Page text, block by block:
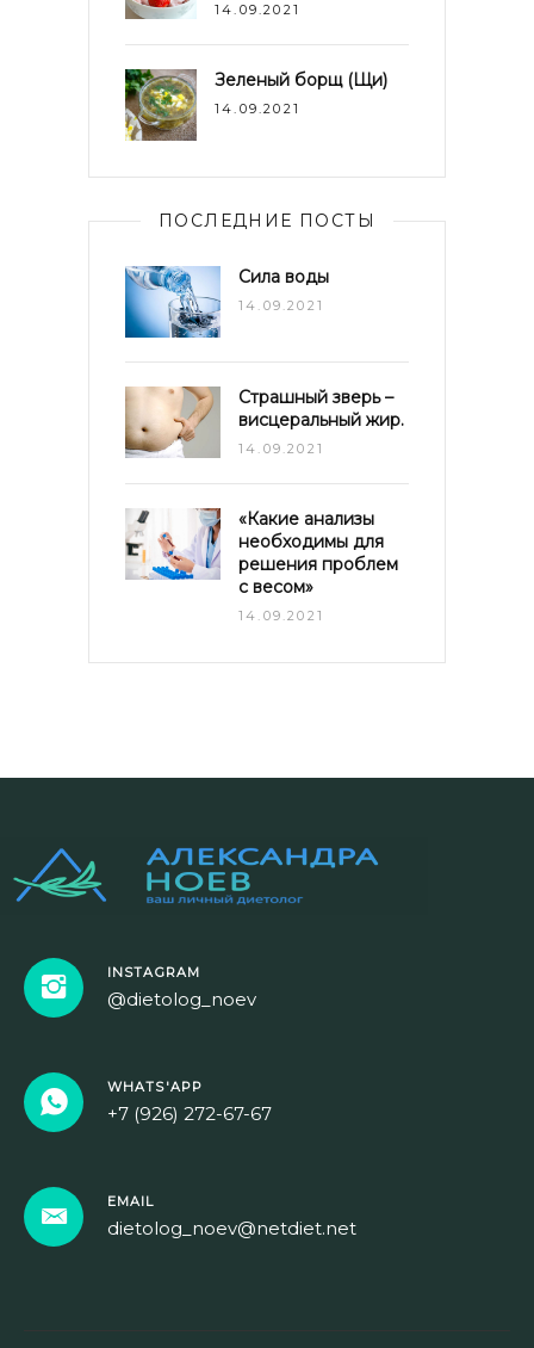
14.09.2021
Зеленый борщ (Щи)
14.09.2021
ПОСЛЕДНИЕ ПОСТЫ
Сила воды
14.09.2021
Страшный зверь –
висцеральный жир.
14.09.2021
«Какие анализы
необходимы для
решения проблем
с весом»
14.09.2021
INSTAGRAM
@dietolog_noev
WHATS'APP
+7 (926) 272-67-67
EMAIL
dietolog_noev@netdiet.net